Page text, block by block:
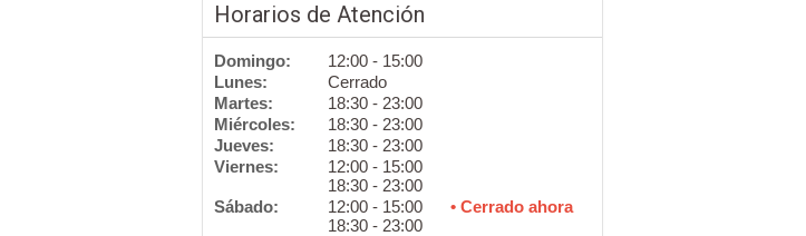
Horarios de Atención
Domingo:
12:00 - 15:00
Lunes:
Cerrado
Martes:
18:30 - 23:00
Miércoles:
18:30 - 23:00
Jueves:
18:30 - 23:00
Viernes:
12:00 - 15:00
18:30 - 23:00
Sábado:
12:00 - 15:00
• Cerrado ahora
18:30 - 23:00